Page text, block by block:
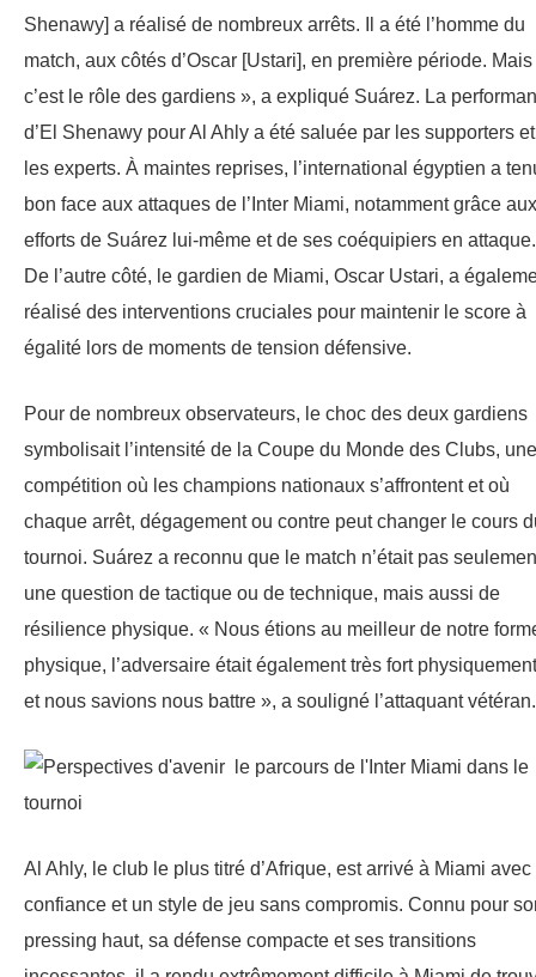
Shenawy] a réalisé de nombreux arrêts. Il a été l’homme du
match, aux côtés d’Oscar [Ustari], en première période. Mais
c’est le rôle des gardiens », a expliqué Suárez. La
d’El Shenawy pour Al Ahly a été saluée par les supporters et
les experts. À maintes reprises, l’international égyptien a
bon face aux attaques de l’Inter Miami, notamment grâce aux
efforts de Suárez lui-même et de ses coéquipiers en attaque.
De l’autre côté, le gardien de Miami, Oscar Ustari, a
réalisé des interventions cruciales pour maintenir le score à
égalité lors de moments de tension défensive.
Pour de nombreux observateurs, le choc des deux gardiens
symbolisait l’intensité de la Coupe du Monde des Clubs, une
compétition où les champions nationaux s’affrontent et où
chaque arrêt, dégagement ou contre peut changer le cours
tournoi. Suárez a reconnu que le match n’était pas
une question de tactique ou de technique, mais aussi de
résilience physique. « Nous étions au meilleur de notre
physique, l’adversaire était également très fort
et nous savions nous battre », a souligné l’attaquant vétéran.
Al Ahly, le club le plus titré d’Afrique, est arrivé à Miami avec
confiance et un style de jeu sans compromis. Connu pour
pressing haut, sa défense compacte et ses transitions